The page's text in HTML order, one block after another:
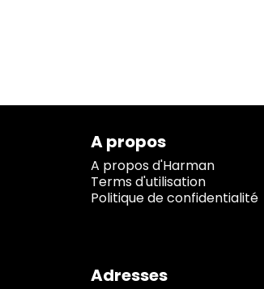
A propos
A propos d'Harman
Terms d'utilisation
Politique de confidentialité
Adresses